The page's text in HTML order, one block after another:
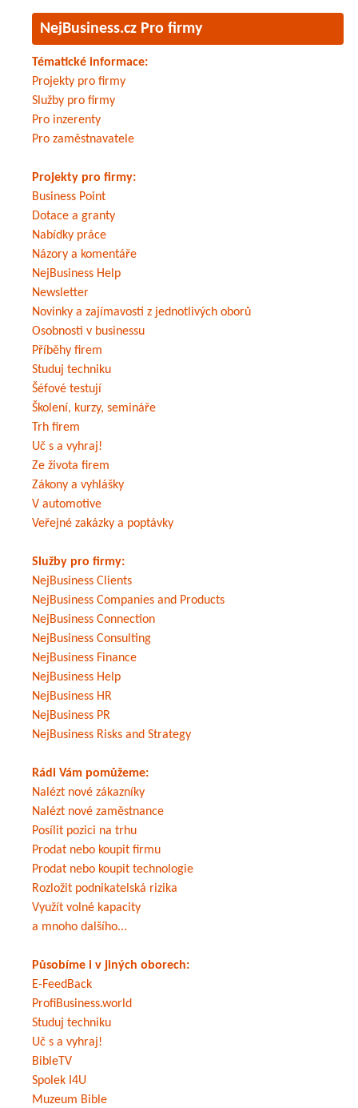
NejBusiness.cz Pro firmy
Tématické informace:
Projekty pro firmy
Služby pro firmy
Pro inzerenty
Pro zaměstnavatele
Projekty pro firmy:
Business Point
Dotace a granty
Nabídky práce
Názory a komentáře
NejBusiness Help
Newsletter
Novinky a zajímavosti z jednotlivých oborů
Osobnosti v businessu
Příběhy firem
Studuj techniku
Šéfové testují
Školení, kurzy, semináře
Trh firem
Uč s a vyhraj!
Ze života firem
Zákony a vyhlášky
V automotive
Veřejné zakázky a poptávky
Služby pro firmy:
NejBusiness Clients
NejBusiness Companies and Products
NejBusiness Connection
NejBusiness Consulting
NejBusiness Finance
NejBusiness Help
NejBusiness HR
NejBusiness PR
NejBusiness Risks and Strategy
Rádi Vám pomůžeme:
Nalézt nové zákazníky
Nalézt nové zaměstnance
Posílit pozici na trhu
Prodat nebo koupit firmu
Prodat nebo koupit technologie
Rozložit podnikatelská rizika
Využít volné kapacity
a mnoho dalšího...
Působíme i v jiných oborech:
E-FeedBack
ProfiBusiness.world
Studuj techniku
Uč s a vyhraj!
BibleTV
Spolek I4U
Muzeum Bible